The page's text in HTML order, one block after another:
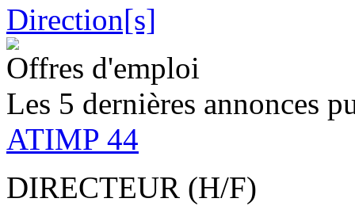
Offres d'emploi
Les 5 dernières annonces
ATIMP 44
DIRECTEUR (H/F)